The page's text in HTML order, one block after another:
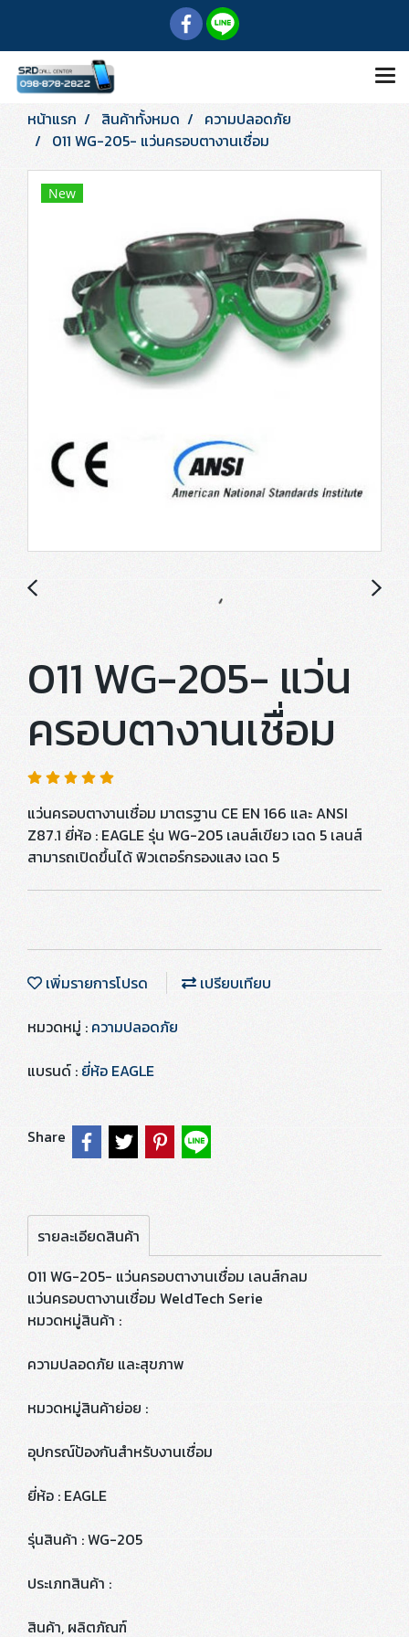
หน้าแรก สินค้าทั้งหมด
ความปลอดภัย
011 WG-205- แว่นครอบตางานเชื่อม
New
011 WG-205- แว่น
ครอบตางานเชื่อม
แว่นครอบตางานเชื่อม มาตรฐาน CE EN 166 และ ANSI
Z87.1 ยี่ห้อ : EAGLE รุ่น WG-205 เลนส์เขียว เฉด 5 เลนส์
สามารถเปิดขึ้นได้ ฟิวเตอร์กรองแสง เฉด 5
เพิ่มรายการโปรด
เปรียบเทียบ
หมวดหมู่ : ความปลอดภัย
แบรนด์ : ยี่ห้อ EAGLE
Share
รายละเอียดสินค้า
011 WG-205- แว่นครอบตางานเชื่อม เลนส์กลม
แว่นครอบตางานเชื่อม WeldTech Serie
หมวดหมู่สินค้า :
ความปลอดภัย และสุขภาพ
หมวดหมู่สินค้าย่อย :
อุปกรณ์ป้องกันสำหรับงานเชื่อม
ยี่ห้อ : EAGLE
รุ่นสินค้า : WG-205
ประเภทสินค้า :
สินค้า, ผลิตภัณฑ์